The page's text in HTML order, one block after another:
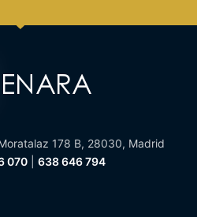
178 B, 28030, Madrid
070| 638 646 794